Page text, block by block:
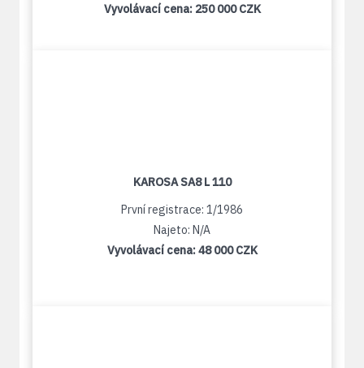
Vyvolávací cena: 250 000 CZK
KAROSA SA8 L 110
První registrace: 1/1986
Najeto: N/A
Vyvolávací cena:48 000 CZK